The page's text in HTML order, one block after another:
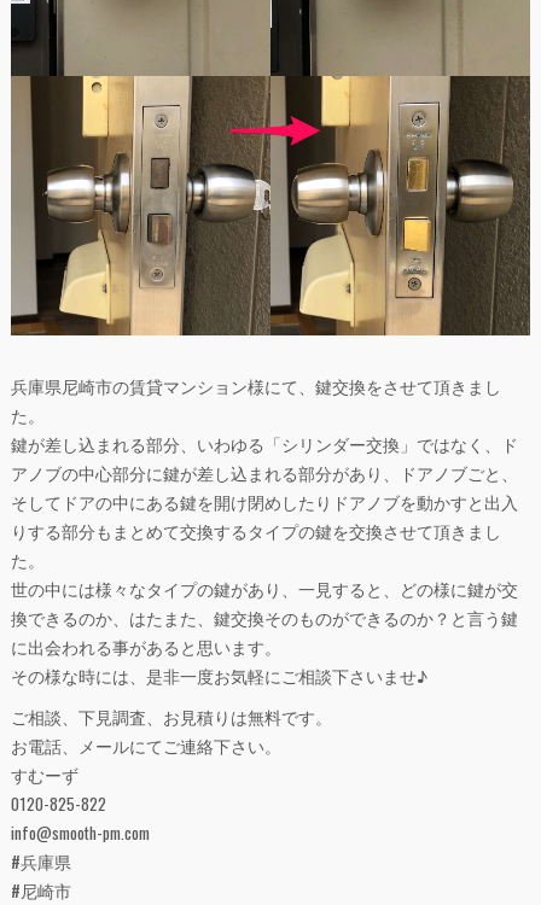
兵庫県尼崎市の賃貸マンション様にて、鍵交換をさせて頂きまし
た。
鍵が差し込まれる部分、いわゆる「シリンダー交換」ではなく、ド
アノブの中心部分に鍵が差し込まれる部分があり、ドアノブごと、
そしてドアの中にある鍵を開け閉めしたりドアノブを動かすと出入
りする部分もまとめて交換するタイプの鍵を交換させて頂きまし
た。
世の中には様々なタイプの鍵があり、一見すると、どの様に鍵が交
換できるのか、はたまた、鍵交換そのものができるのか？と言う鍵
に出会われる事があると思います。
その様な時には、是非一度お気軽にご相談下さいませ♪
ご相談、下見調査、お見積りは無料です。
お電話、メールにてご連絡下さい。
すむーず
0120-825-822
info@smooth-pm.com
#兵庫県
#尼崎市